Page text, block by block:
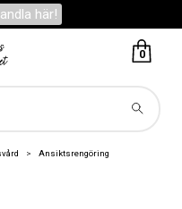
här!
0
Ansiktsrengöring